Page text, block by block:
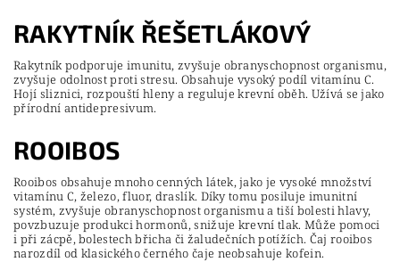
RAKYTNÍK ŘEŠETLÁKOVÝ
Rakytník podporuje imunitu, zvyšuje obranyschopnost organismu,
zvyšuje odolnost proti stresu. Obsahuje vysoký podíl vitamínu C.
Hojí sliznici, rozpouští hleny a reguluje krevní oběh. Užívá se jako
přírodní antidepresivum.
ROOIBOS
Rooibos obsahuje mnoho cenných látek, jako je vysoké množství
vitamínu C, železo, fluor, draslík. Díky tomu posiluje imunitní
systém, zvyšuje obranyschopnost organismu a tiší bolesti hlavy,
povzbuzuje produkci hormonů, snižuje krevní tlak. Může pomoci
i při zácpě, bolestech břicha či žaludečních potížích. Čaj rooibos
narozdíl od klasického černého čaje neobsahuje kofein.